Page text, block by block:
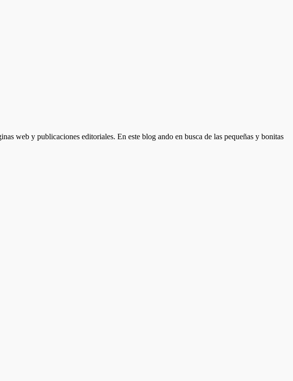
web y publicaciones editoriales. En este blog ando en busca de las pequeñas y bonitas